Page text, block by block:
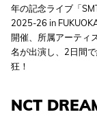
年の記念ライブ「
2025-26 in
開催、所属アーティ
名が出演し、2日間
狂！
NCT